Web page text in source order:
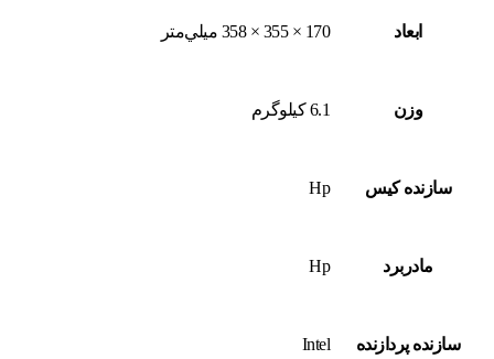
ابعاد 170 × 355 × 358 ميلي‌متر
وزن 6.1 کيلو‌گرم
سازنده کیس Hp
مادربرد Hp
سازنده پردازنده Intel